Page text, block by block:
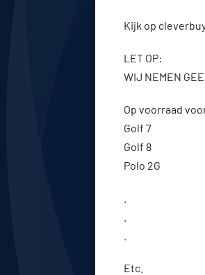
Kijk op
LET OP:
WIJ NEMEN
Op voorraad
Golf 7
Golf 8
Polo 2G
Etc.